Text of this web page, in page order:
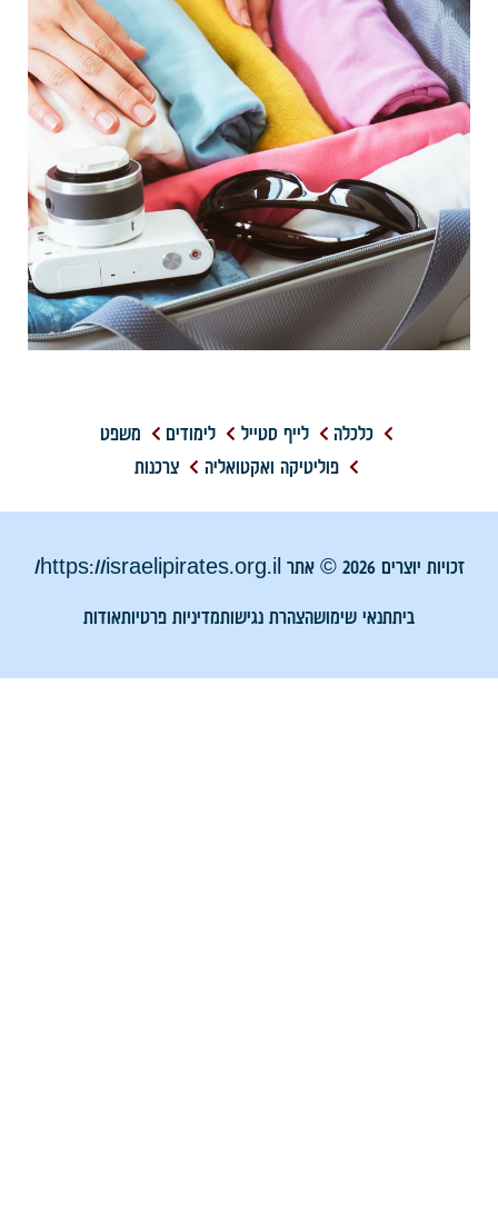
כלכלה לייף סטייל לימודים
משפט
פוליטיקה ואקטואליה
צרכנות
זכויות יוצרים 2026 © אתר https://israelipirates.org.il/
תנאי שימושהצהרת נגישותמדיניות פרטיותאודות